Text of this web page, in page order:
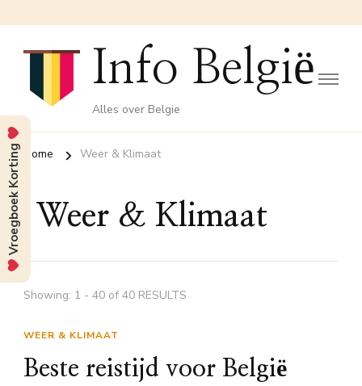
Info België
Alles over Belgie
Home Weer & Klimaat
Weer & Klimaat
Showing: 1 - 40 of 40 RESULTS
WEER & KLIMAAT
Beste reistijd voor België
Vroegboek Korting